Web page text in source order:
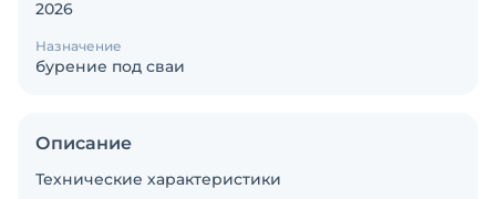
2026
Назначение
бурение под сваи
Описание
Технические характеристики